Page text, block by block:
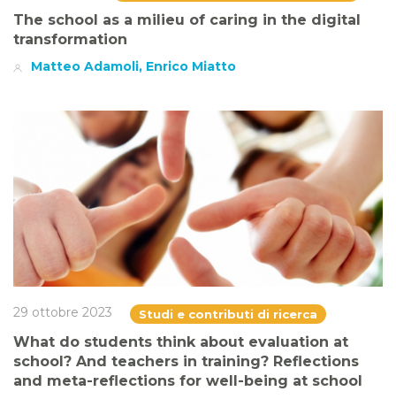
The school as a milieu of caring in the digital
transformation
Matteo Adamoli, Enrico Miatto
29 ottobre 2023 Studi e contributi di ricerca
What do students think about evaluation at
school? And teachers in training? Reflections
and meta-reflections for well-being at school